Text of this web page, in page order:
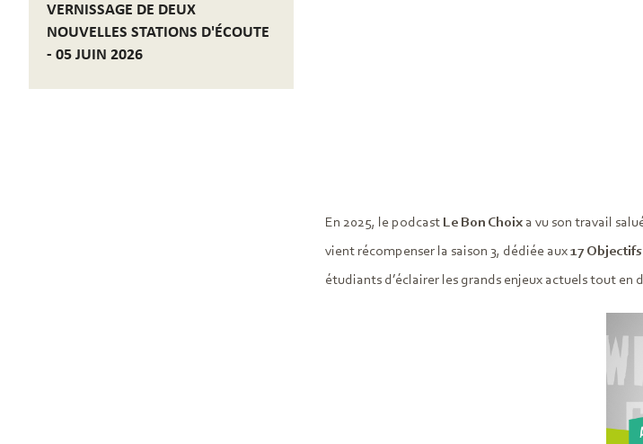
VERNISSAGE DE DEUX
NOUVELLES STATIONS D'ÉCOUTE
- 05 JUIN 2026
En 2025, le podcast Le Bon Choixa vu son travail
vient récompenser la saison 3, dédiée aux17
étudiants d’éclairer les grands enjeux actuels tout en